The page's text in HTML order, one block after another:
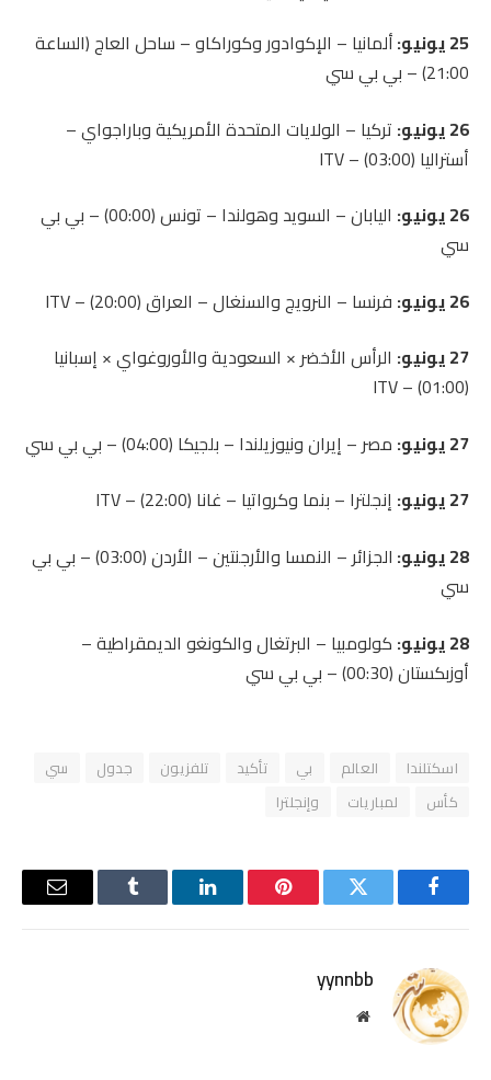
25 يونيو:
ألمانيا – الإكوادور وكوراكاو – ساحل العاج (الساعة
21:00) – بي بي سي
26 يونيو:
تركيا – الولايات المتحدة الأمريكية وباراجواي –
أستراليا (03:00) – ITV
26 يونيو:
اليابان – السويد وهولندا – تونس (00:00) – بي بي
سي
26 يونيو:
فرنسا – النرويج والسنغال – العراق (20:00) – ITV
27 يونيو:
الرأس الأخضر × السعودية والأوروغواي × إسبانيا
(01:00) – ITV
27 يونيو:
مصر – إيران ونيوزيلندا – بلجيكا (04:00) – بي بي سي
27 يونيو:
إنجلترا – بنما وكرواتيا – غانا (22:00) – ITV
28 يونيو:
الجزائر – النمسا والأرجنتين – الأردن (03:00) – بي بي
سي
28 يونيو:
كولومبيا – البرتغال والكونغو الديمقراطية –
أوزبكستان (00:30) – بي بي سي
اسكتلندا العالم بي تأكيد تلفزيون جدول
سي
كأس
لمباريات وإنجلترا
فيسبوك تويتر بينتيريستلينكدإن Tumblr
البريد
yynnbb
موقع